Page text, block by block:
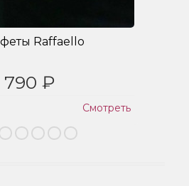
Raffaello
790 ₽
Смотреть